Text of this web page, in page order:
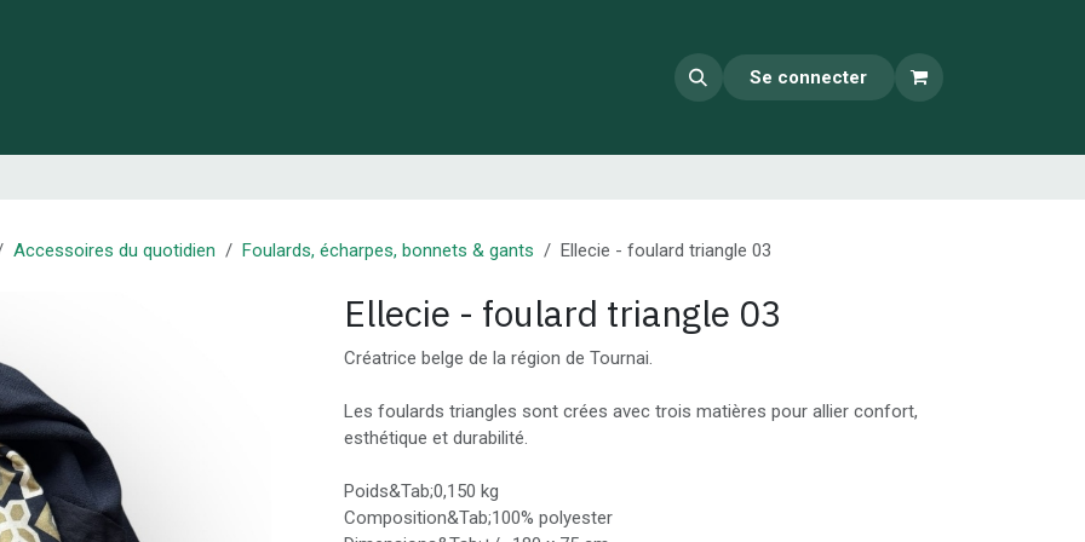
Se connecter
Accessoires du quotidien Foulards, écharpes, bonnets & gants Ellecie - foulard triangle 03
Ellecie - foulard triangle 03
Créatrice belge de la région de Tournai.
Les foulards triangles sont crées avec trois matières pour allier confort,
esthétique et durabilité.
Poids&Tab;0,150 kg
Composition&Tab;100% polyester